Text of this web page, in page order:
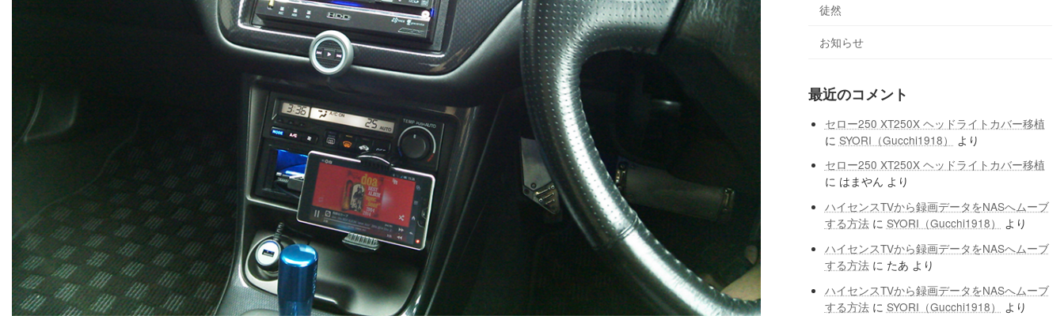
徒然
お知らせ
最近のコメント
セロー250 XT250X ヘッドライトカバー移植
に SYORI（Gucchi1918）
より
セロー250 XT250X ヘッドライトカバー移植
に はまやん より
ハイセンスTVから録画データをNASへムーブ
する方法に SYORI（Gucchi1918）
より
ハイセンスTVから録画データをNASへムーブ
する方法に たあ より
ハイセンスTVから録画データをNASへムーブ
する方法に SYORI（Gucchi1918）
より